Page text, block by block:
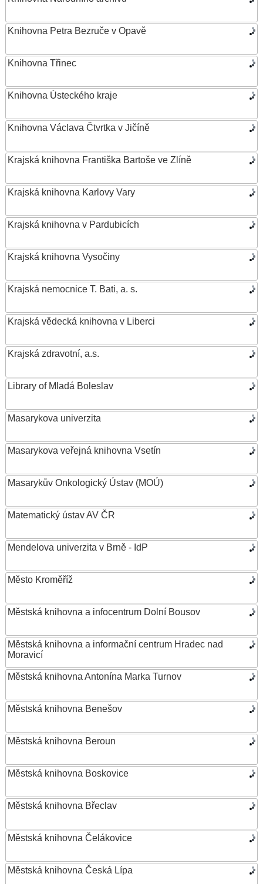
Knihovna Petra Bezruče v Opavě
Knihovna Třinec
Knihovna Ústeckého kraje
Knihovna Václava Čtvrtka v Jičíně
Krajská knihovna Františka Bartoše ve Zlíně
Krajská knihovna Karlovy Vary
Krajská knihovna v Pardubicích
Krajská knihovna Vysočiny
Krajská nemocnice T. Bati, a. s.
Krajská vědecká knihovna v Liberci
Krajská zdravotní, a.s.
Library of Mladá Boleslav
Masarykova univerzita
Masarykova veřejná knihovna Vsetín
Masarykův Onkologický Ústav (MOÚ)
Matematický ústav AV ČR
Mendelova univerzita v Brně - IdP
Město Kroměříž
Městská knihovna a infocentrum Dolní Bousov
Městská knihovna a informační centrum Hradec nad
Moravicí
Městská knihovna Antonína Marka Turnov
Městská knihovna Benešov
Městská knihovna Beroun
Městská knihovna Boskovice
Městská knihovna Břeclav
Městská knihovna Čelákovice
Městská knihovna Česká Lípa